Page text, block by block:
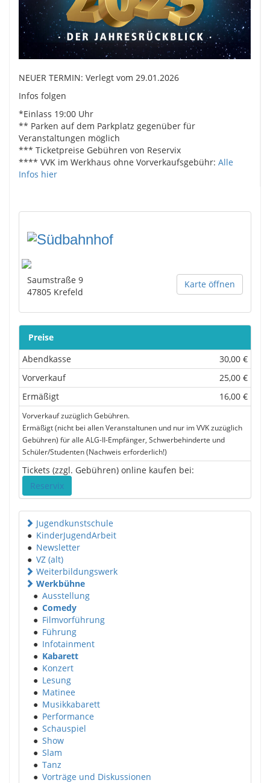
NEUER TERMIN: Verlegt vom 29.01.2026
Infos folgen
*Einlass 19:00 Uhr
** Parken auf dem Parkplatz gegenüber für
Veranstaltungen möglich
*** Ticketpreise Gebühren von Reservix
**** VVK im Werkhaus ohne Vorverkaufsgebühr: Alle
Infos hier
Karte öffnen
Saumstraße 9
47805 Krefeld
Preise
Abendkasse
30,00 €
Vorverkauf
25,00 €
Ermäßigt
16,00 €
Vorverkauf zuzüglich Gebühren.
Ermäßigt (nicht bei allen Veranstaltunen und nur im VVK zuzüglich
Gebühren) für alle ALG-II-Empfänger, Schwerbehinderte und
Schüler/Studenten (Nachweis erforderlich!)
Tickets (zzgl. Gebühren) online kaufen bei:
Reservix
Jugendkunstschule
● KinderJugendArbeit
● Newsletter
● VZ (alt)
Weiterbildungswerk
Werkbühne
● Ausstellung
● Comedy
● Filmvorführung
● Führung
● Infotainment
● Kabarett
● Konzert
● Lesung
● Matinee
● Musikkabarett
● Performance
● Schauspiel
● Show
● Slam
● Tanz
● Vorträge und Diskussionen